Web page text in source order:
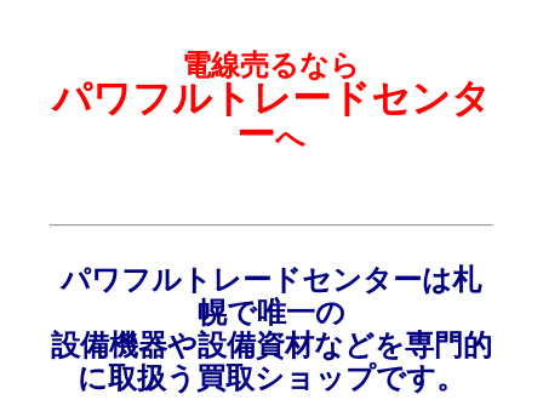
電線売るなら
パワフルトレードセンタ
ーへ
パワフルトレードセンターは札
幌で唯一の
設備機器や設備資材などを専門的
に取扱う買取ショップです。